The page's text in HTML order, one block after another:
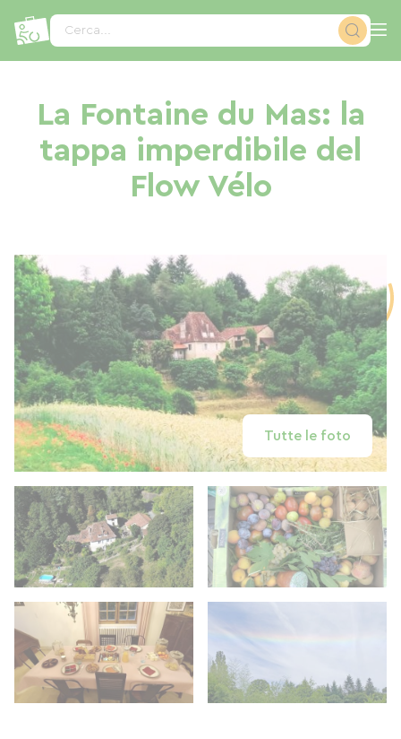
Cerca...
La Fontaine du Mas: la
tappa imperdibile del
Flow Vélo
Tutte le foto
Pannello di gestione dei cookies